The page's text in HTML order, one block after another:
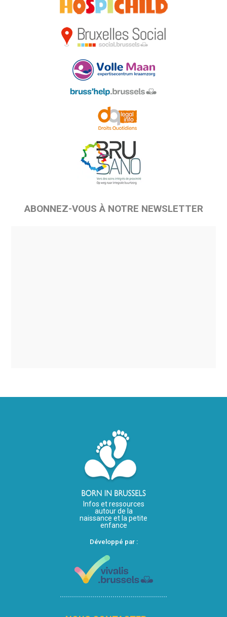
ABONNEZ-VOUS À NOTRE NEWSLETTER
Infos et ressources
autour de la
naissance et la petite
enfance
Développé par :